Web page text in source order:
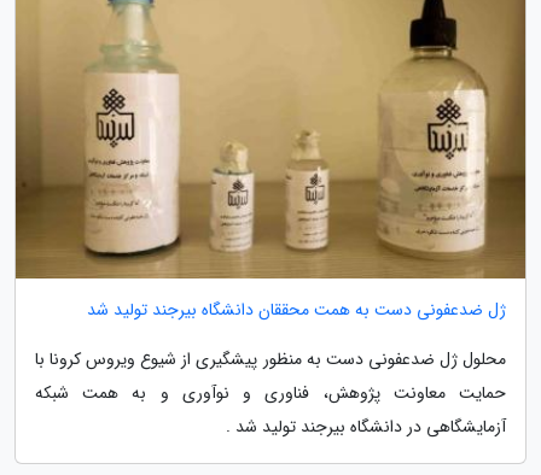
ژل ضدعفونی دست به همت محققان دانشگاه بیرجند تولید شد
محلول ژل ضدعفونی دست به منظور پیشگیری از شیوع ویروس کرونا با
حمایت معاونت پژوهش، فناوری و نوآوری و به همت شبکه
آزمایشگاهی در دانشگاه بیرجند تولید شد .